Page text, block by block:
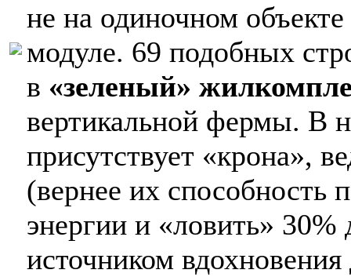
не на одиночном
модуле. 69 подобных
в «зеленый»
вертикальной фермы. В
присутствует «крона»,
(вернее их способность
энергии и «ловить»
источником вдохновения